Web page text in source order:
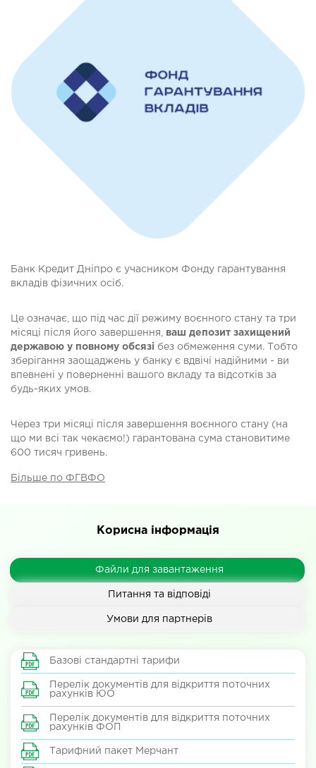
Банк Кредит Дніпро є учасником Фонду гарантування
вкладів фізичних осіб.
Це означає, що під час дії режиму воєнного стану та три
місяці після його завершення,
ваш депозит захищений
державою у повному обсязі
без обмеження суми. Тобто
зберігання заощаджень у банку є вдвічі надійними - ви
впевнені у поверненні вашого вкладу та відсотків за
будь-яких умов.
Через три місяці після завершення воєнного стану (на
що ми всі так чекаємо!) гарантована сума становитиме
600 тисяч гривень.
Більше по ФГВФО
Корисна інформація
Файли для завантаження
Питання та відповіді
Умови для партнерів
Базові стандартні тарифи
Перелік документів для відкриття поточних
рахунків ЮО
Перелік документів для відкриття поточних
рахунків ФОП
Тарифний пакет Мерчант